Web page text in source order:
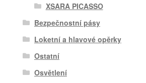
XSARA PICASSO
Bezpečnostní pásy
Loketní a hlavové opěrky
Ostatní
Osvětlení